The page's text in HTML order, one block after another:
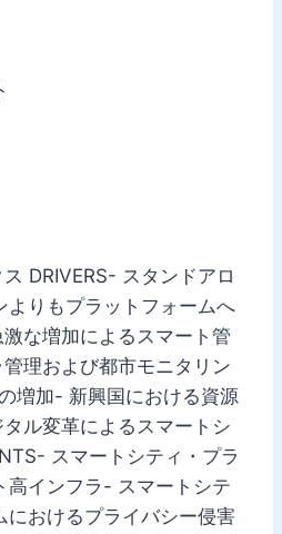
DRIVERS- スタンドアロ
よりもプラットフォームへ
な増加によるスマート管
理および都市モニタリン
増加- 新興国における資源
ル変革によるスマートシ
スマートシティ・プラ
高インフラ- スマートシテ
におけるプライバシー侵害